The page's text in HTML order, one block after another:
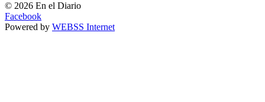
© 2026 En el Diario
Facebook
Powered by WEBSS Internet